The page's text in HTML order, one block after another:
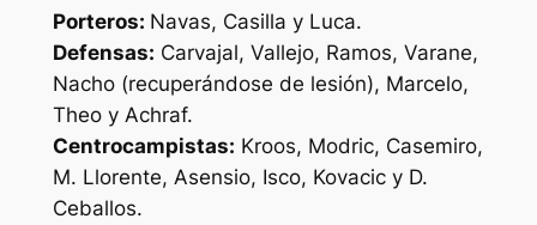
Porteros: Navas, Casilla y Luca.
Defensas: Carvajal, Vallejo, Ramos, Varane,
Nacho(recuperándose de lesión), Marcelo,
Theo y Achraf.
Centrocampistas: Kroos, Modric, Casemiro,
M. Llorente, Asensio, Isco, Kovacic y D.
Ceballos.